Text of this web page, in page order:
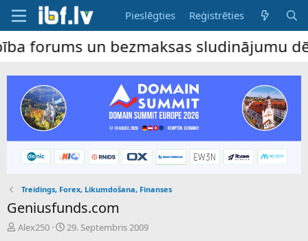
Pieslēgties Reģistrēties
un bezmaksas sludinājumu dēlis –
Treidings, Forex, Likumdošana, Finanses
Geniusfunds.com
P
Alex250
S
29. Septembris 2009